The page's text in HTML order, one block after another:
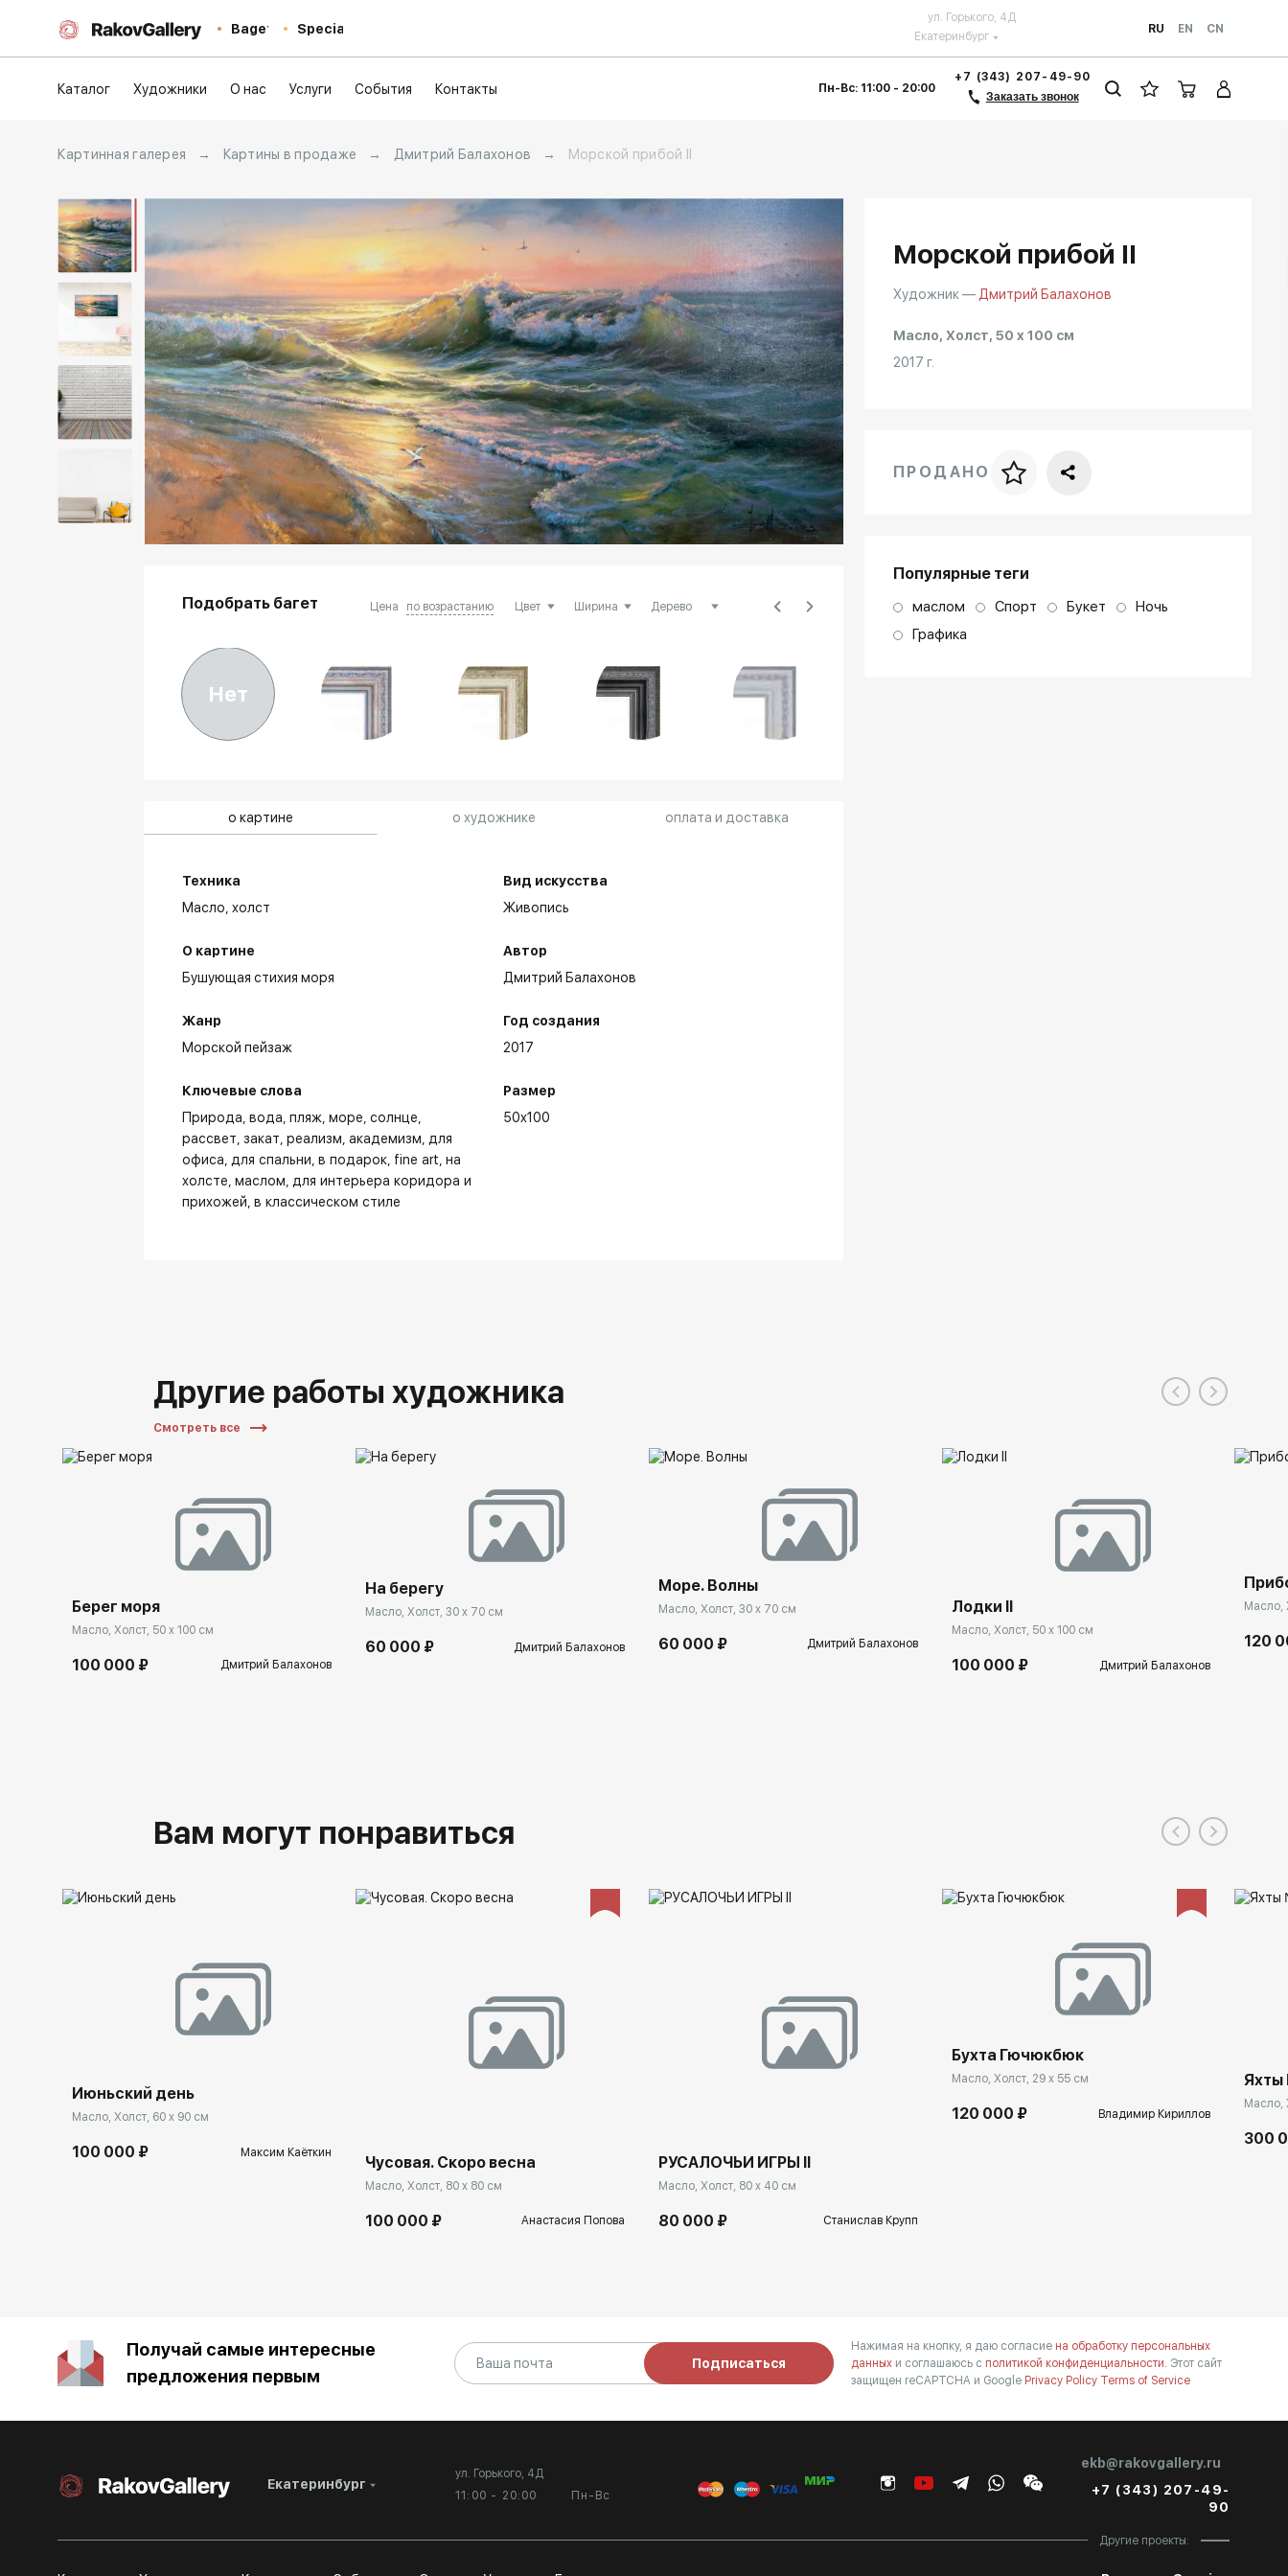
Baget Special Екатеринбург
ул. Горького, 4Д
RU
EN CN
Каталог Художники О нас Услуги События Контакты Пн-Вс: 11:00 - 20:00
+7 (343) 207-49-90
Заказать звонок
Картинная галерея → Картины в продаже → Дмитрий Балахонов → Морской прибой II
Подобрать багет Цена по возрастанию
Нет
о картине о художнике оплата и доставка
Техника
Масло,холст
О картине
Бушующая стихия моря
Жанр
Морской пейзаж
Ключевые слова
Природа вода пляж море солнце
рассвет закат реализм академизм для
офиса для спальни в подарок fine art на
холсте маслом для интерьера коридора и
прихожей в классическом стиле
Вид искусства
Живопись
Автор
Дмитрий Балахонов
Год создания
2017
Размер
50x100
Морской прибой II
Художник — Дмитрий Балахонов
Масло, Холст, 50 x 100 см
2017 г.
Цена за багет
ПРОДАНО
Популярные теги
маслом Спорт Букет
Ночь
Графика
Другие работы художника
Смотреть все
Берег моря
Масло, Холст, 50 x 100 см
100 000 ₽ Дмитрий Балахонов
На берегу
Масло, Холст, 30 x 70 см
60 000 ₽ Дмитрий Балахонов
Море. Волны
Масло, Холст, 30 x 70 см
60 000 ₽ Дмитрий Балахонов
Лодки II
Масло, Холст, 50 x 100 см
100 000 ₽ Дмитрий Балахонов
Масло,
120
Вам могут понравиться
Июньский день
Масло, Холст, 60 x 90 см
100 000 ₽ Максим Каёткин
Чусовая. Скоро весна
Масло, Холст, 80 x 80 см
100 000 ₽ Анастасия Попова
РУСАЛОЧЬИ ИГРЫ II
Масло, Холст, 80 x 40 см
80 000 ₽ Станислав Крупп
Бухта Гючюкбюк
Масло, Холст, 29 x 55 см
120 000 ₽ Владимир Кириллов
Масло,
300
Получай самые интересные
предложения первым
Подписаться
Нажимая на кнопку, я даю согласие на обработку персональных
данных и соглашаюсь с политикой конфиденциальности. Этот сайт
защищен reCAPTCHA и Google Privacy Policy Terms of Service
Екатеринбург
ул. Горького, 4Д
11:00 - 20:00
Пн-Вс
ekb@rakovgallery.ru
+7 (343) 207-49-
90
Другие проекты: